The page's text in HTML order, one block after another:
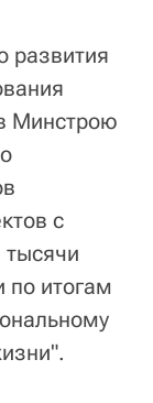
развития
Минстрою
с
по итогам